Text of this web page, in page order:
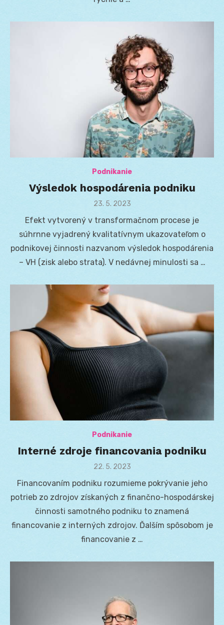
Podnikanie
Výsledok hospodárenia podniku
Posted
23. 5. 2023
Efekt vytvorený v transformačnom procese je
súhrnne vyjadrený kvalitatívnym ukazovateľom o
podnikovej činnosti nazvanom výsledok hospodárenia
– VH (zisk alebo strata). V nedávnej minulosti sa …
Podnikanie
Interné zdroje financovania podniku
Posted
22. 5. 2023
Financovaním podniku rozumieme pokrývanie jeho
potrieb zo zdrojov získaných z finančno-hospodárskej
činnosti samotného podniku to znamená
financovanie z interných zdrojov. Ďalším spôsobom je
financovanie z …